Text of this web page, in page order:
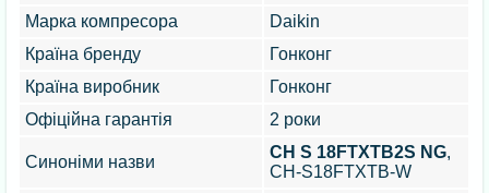
Марка компресора
Daikin
Країна бренду
Гонконг
Країна виробник
Гонконг
Офіційна гарантія
2 роки
Синоніми назви
CH S 18FTXTB2S NG,
CH-S18FTXTB-W